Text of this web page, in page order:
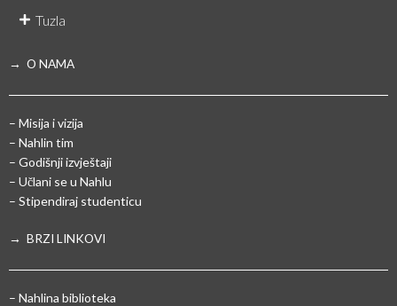
Tuzla
→ O NAMA
– Misija i vizija
– Nahlin tim
– Godišnji izvještaji
– Učlani se u Nahlu
– Stipendiraj studenticu
→ BRZI LINKOVI
– Nahlina biblioteka